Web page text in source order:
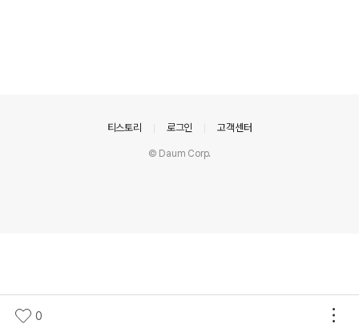
0
티스토리 로그인 고객센터
© Daum Corp.